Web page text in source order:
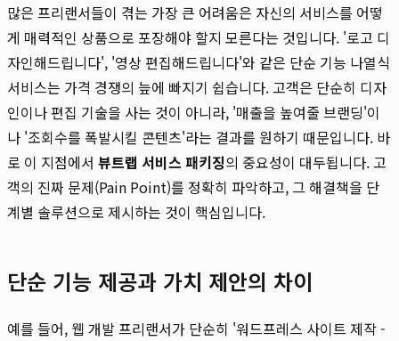
많은 프리랜서들이 겪는 가장 큰 어려움은 자신의 서비스를 어떻
게 매력적인 상품으로 포장해야 할지 모른다는 것입니다. '로고 디
자인해드립니다', '영상 편집해드립니다'와 같은 단순 기능 나열식
서비스는 가격 경쟁의 늪에 빠지기 쉽습니다. 고객은 단순히 디자
인이나 편집 기술을 사는 것이 아니라, '매출을 높여줄 브랜딩'이
나 '조회수를 폭발시킬 콘텐츠'라는 결과를 원하기 때문입니다. 바
로 이 지점에서 뷰트랩 서비스 패키징의 중요성이 대두됩니다. 고
객의 진짜 문제(Pain Point)를 정확히 파악하고, 그 해결책을 단
계별 솔루션으로 제시하는 것이 핵심입니다.
단순 기능 제공과 가치 제안의 차이
예를 들어, 웹 개발 프리랜서가 단순히 '워드프레스 사이트 제작 -